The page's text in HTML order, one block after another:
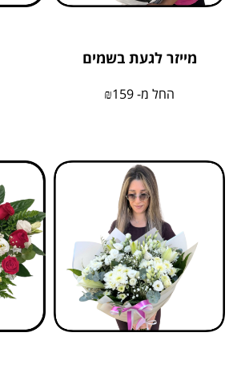
מייזר לגעת בשמים
החל מ- ₪159